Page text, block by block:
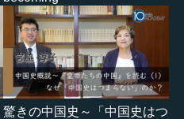
驚きの中国史～「中国史はつ